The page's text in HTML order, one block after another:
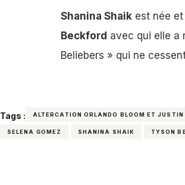
Shanina Shaik est née
Beckford avec qui elle a
Beliebers » qui ne
Tags : ALTERCATION ORLANDO BLOOM ET JUSTIN
SELENA GOMEZ SHANINA SHAIK TYSON